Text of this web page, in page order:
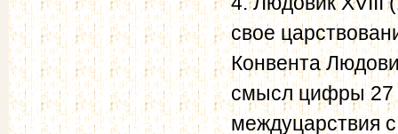
свое
Конвента
смысл цифры 27
междуцарствия